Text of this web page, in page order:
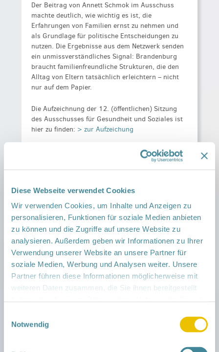
Diese Webseite verwendet Cookies
Wir verwenden Cookies, um Inhalte und Anzeigen zu
personalisieren, Funktionen für soziale Medien anbieten
zu können und die Zugriffe auf unsere Website zu
analysieren. Außerdem geben wir Informationen zu Ihrer
Verwendung unserer Website an unsere Partner für
soziale Medien, Werbung und Analysen weiter. Unsere
Partner führen diese Informationen möglicherweise mit
weiteren Daten zusammen, die Sie ihnen bereitgestellt
Notwendig
Der Beitrag von Annett Schmok im Ausschuss
machte deutlich, wie wichtig es ist, die
Erfahrungen von Familien ernst zu nehmen und
als Grundlage für politische Entscheidungen zu
nutzen. Die Ergebnisse aus dem Netzwerk senden
ein unmissverständliches Signal: Brandenburg
braucht familienfreundliche Strukturen, die den
Alltag von Eltern tatsächlich erleichtern – nicht
nur auf dem Papier.
Die Aufzeichnung der 12. (öffentlichen) Sitzung
des Ausschusses für Gesundheit und Soziales ist
hier zu finden: > zur Aufzeichung
Auch das Thema Pflege wurden im Rahmen des
Ausschusses platziert und Experten dazu
eingeladen.> zum Newsbeitrag von Gesundheit
Weiterlesen →
Newsletter Januar 2026
News vom 27. Januar 2026